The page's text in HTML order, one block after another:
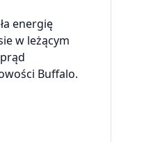
energię
w leżącym
Buffalo.